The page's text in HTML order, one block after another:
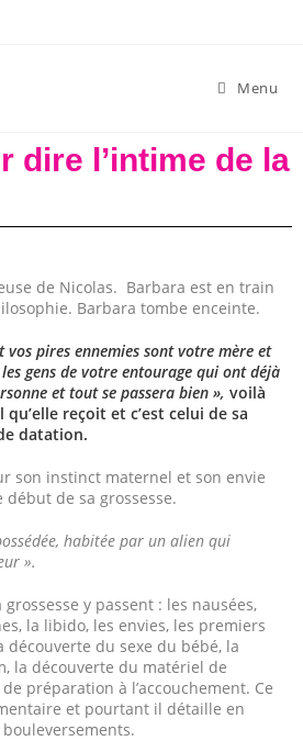
Menu
dire l’intime de la
de Nicolas. Barbara est en train
Barbara tombe enceinte.
pires ennemies sont votre mère et
gens de votre entourage qui ont déjà
et tout se passera bien », voilà
reçoit et c’est celui de sa
datation.
son instinct maternel et son envie
de sa grossesse.
habitée par un alien qui
».
y passent : les nausées,
la libido, les envies, les premiers
du sexe du bébé, la
la découverte du matériel de
préparation à l’accouchement. Ce
et pourtant il détaille en